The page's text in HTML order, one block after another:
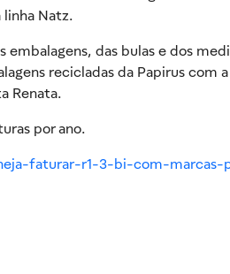
linha Natz.
das bulas e dos
recicladas da Papirus com
Renata.
por ano.
faturar-r1-3-bi-com-marcas-